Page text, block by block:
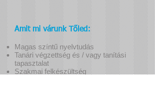
Amit mi várunk Tőled:
Magas színtű nyelvtudás
Tanári végzettség és / vagy tanítási
tapasztalat
Szakmai felkészültség